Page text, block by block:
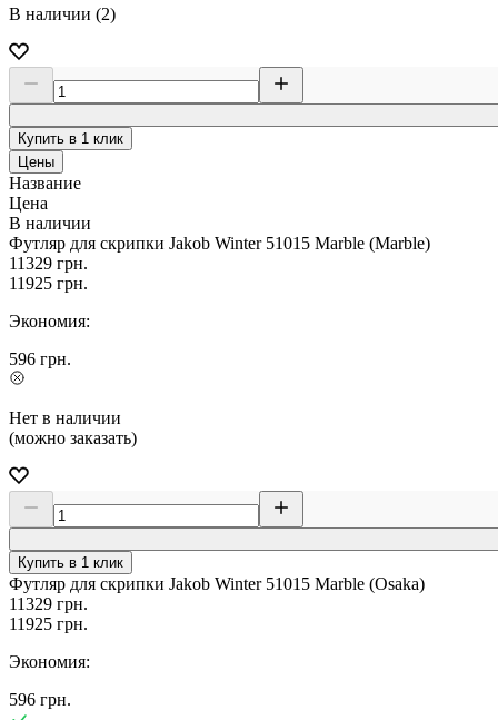
В наличии (2)
Купить в 1 клик
Цены
Название
Цена
В наличии
Футляр для скрипки Jakob Winter 51015 Marble (Marble)
11329 грн.
11925 грн.
Экономия:
596 грн.
Нет в наличии
(можно заказать)
Купить в 1 клик
Футляр для скрипки Jakob Winter 51015 Marble (Osaka)
11329 грн.
11925 грн.
Экономия:
596 грн.